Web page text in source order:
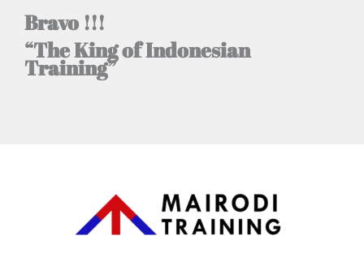
Bravo !!!
“The King of Indonesian
Training”